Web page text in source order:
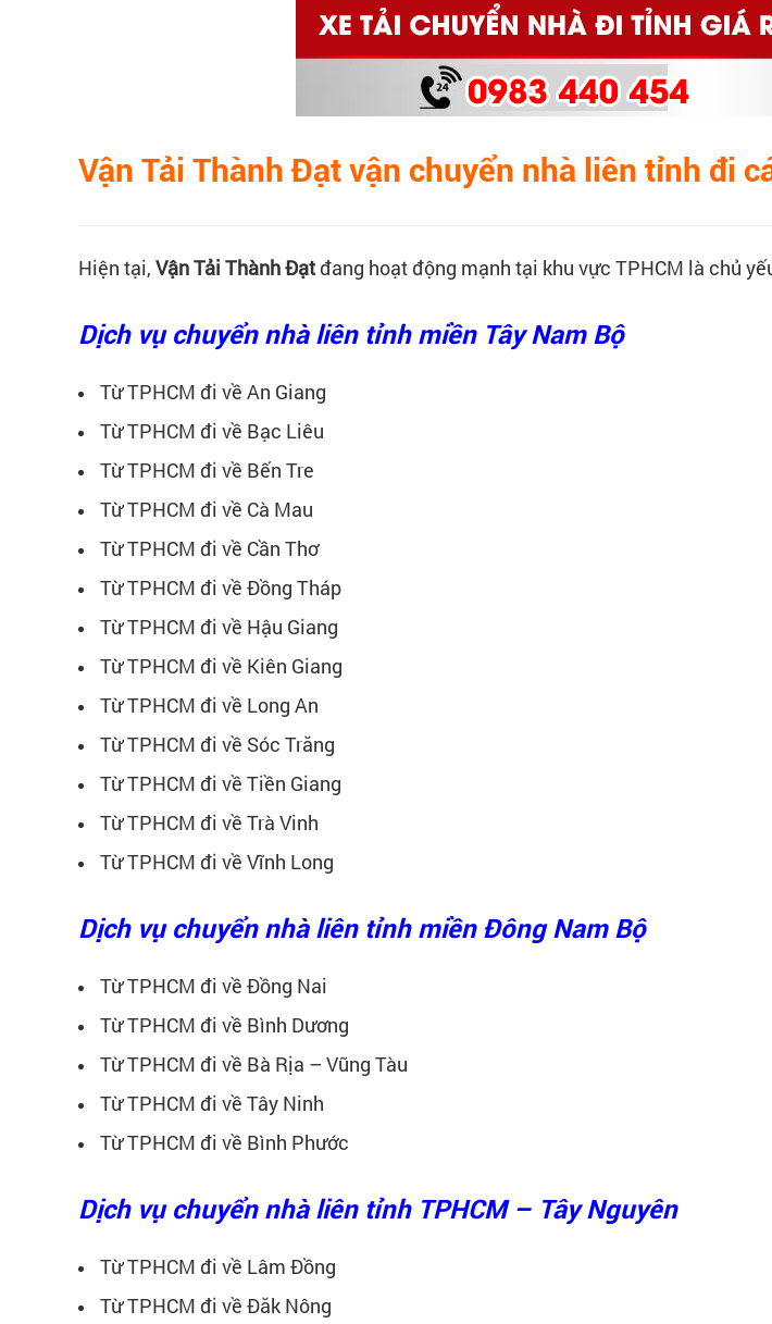
Vận Tải Thành Đạt vận chuyển nhà liên tỉnh đi
Hiện tại, Vận Tải Thành Đạt đang hoạt động mạnh tại khu vực TPHCM là chủ
Dịch vụ chuyển nhà liên tỉnh miền Tây Nam Bộ
Từ TPHCM đi về An Giang
Từ TPHCM đi về Bạc Liêu
Từ TPHCM đi về Bến Tre
Từ TPHCM đi về Cà Mau
Từ TPHCM đi về Cần Thơ
Từ TPHCM đi về Đồng Tháp
Từ TPHCM đi về Hậu Giang
Từ TPHCM đi về Kiên Giang
Từ TPHCM đi về Long An
Từ TPHCM đi về Sóc Trăng
Từ TPHCM đi về Tiền Giang
Từ TPHCM đi về Trà Vinh
Từ TPHCM đi về Vĩnh Long
Dịch vụ chuyển nhà liên tỉnh miền Đông Nam Bộ
Từ TPHCM đi về Đồng Nai
Từ TPHCM đi về Bình Dương
Từ TPHCM đi về Bà Rịa – Vũng Tàu
Từ TPHCM đi về Tây Ninh
Từ TPHCM đi về Bình Phước
Dịch vụ chuyển nhà liên tỉnh TPHCM – Tây Nguyên
Từ TPHCM đi về Lâm Đồng
Từ TPHCM đi về Đăk Nông